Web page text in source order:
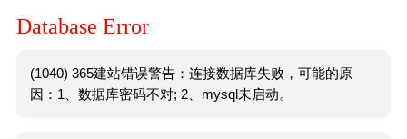
Database Error
(1040) 365建站错误警告：连接数据库失败，可能的原
因：1、数据库密码不对; 2、mysql未启动。